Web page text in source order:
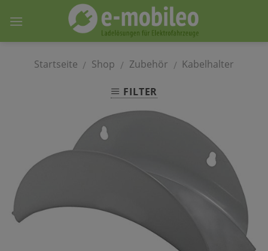
Startseite / Shop / Zubehör / Kabelhalter
FILTER